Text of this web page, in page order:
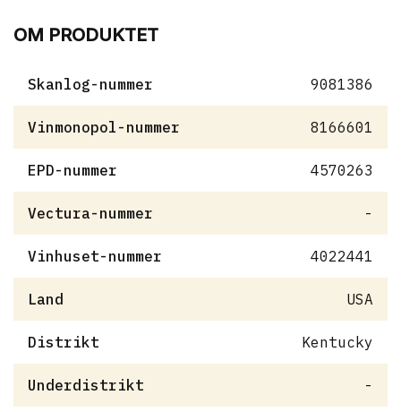
OM PRODUKTET
Skanlog-nummer 9081386
Vinmonopol-nummer 8166601
EPD-nummer 4570263
Vectura-nummer -
Vinhuset-nummer 4022441
Land USA
Distrikt Kentucky
Underdistrikt -